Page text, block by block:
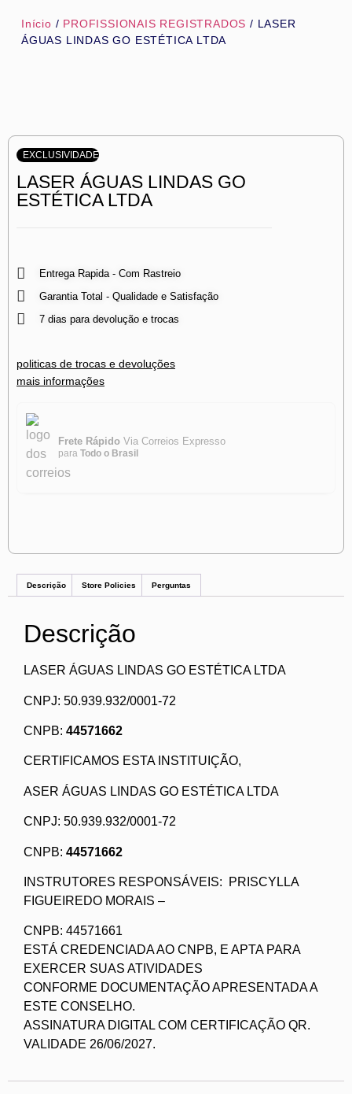
Início / PROFISSIONAIS REGISTRADOS / LASER
ÁGUAS LINDAS GO ESTÉTICA LTDA
EXCLUSIVIDADE
LASER ÁGUAS LINDAS GO
ESTÉTICA LTDA
Entrega Rapida - Com Rastreio
Garantia Total - Qualidade e Satisfação
7 dias para devolução e trocas
politicas de trocas e devoluções
mais informações
Frete Rápido Via Correios Expresso
para Todo o Brasil
Descrição Store Policies Perguntas
Descrição
LASER ÁGUAS LINDAS GO ESTÉTICA LTDA
CNPJ: 50.939.932/0001-72
CNPB: 44571662
CERTIFICAMOS ESTA INSTITUIÇÃO,
ASER ÁGUAS LINDAS GO ESTÉTICA LTDA
CNPJ: 50.939.932/0001-72
CNPB: 44571662
INSTRUTORES RESPONSÁVEIS: PRISCYLLA
FIGUEIREDO MORAIS –
CNPB: 44571661
ESTÁ CREDENCIADA AO CNPB, E APTA PARA
EXERCER SUAS ATIVIDADES
CONFORME DOCUMENTAÇÃO APRESENTADA A
ESTE CONSELHO.
ASSINATURA DIGITAL COM CERTIFICAÇÃO QR.
VALIDADE 26/06/2027.